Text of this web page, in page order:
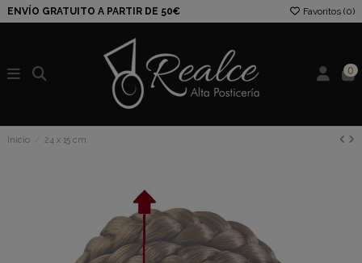
ENVÍO GRATUITO A PARTIR DE 50€ Favoritos (0)
0
Inicio 24 x 15 cm